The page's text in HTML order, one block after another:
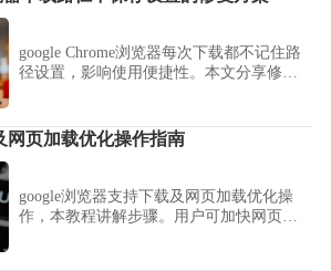
google Chrome浏览器每次下载都不记住路
径设置，影响使用便捷性。本文分享修复
网页加载优化操作指南
google浏览器支持下载及网页加载优化操
作，本教程讲解步骤。用户可加快网页加